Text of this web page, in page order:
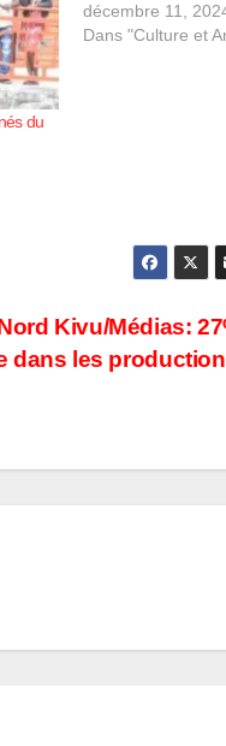
du
décembre 11,
Dans "Culture et
Kivu/Médias:
dans les